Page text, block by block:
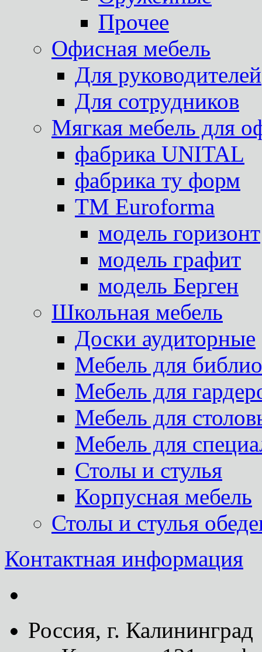
Прочее
Офисная мебель
Для руководителей
Для сотрудников
Мягкая мебель для
фабрика UNITAL
фабрика ту форм
TM Euroforma
модель горизонт
модель графит
модель Берген
Школьная мебель
Доски аудиторные
Мебель для
Мебель для
Мебель для
Мебель для
Столы и стулья
Корпусная мебель
Столы и стулья
Контактная информация
Россия, г. Калининград